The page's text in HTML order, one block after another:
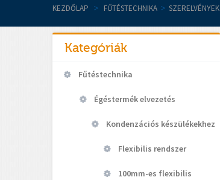
KEZDŐLAP > FŰTÉSTECHNIKA > SZERELVÉNYEK
Kategóriák
Fűtéstechnika
Égéstermék elvezetés
Kondenzációs készülékekhez
Flexibilis rendszer
100mm-es flexibilis